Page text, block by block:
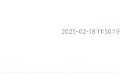
2025-02-18 11:50:19